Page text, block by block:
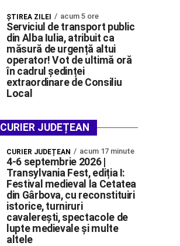
ŞTIREA ZILEI acum 5 ore
Serviciul de transport public
din Alba Iulia, atribuit ca
măsură de urgență altui
operator! Vot de ultimă oră
în cadrul ședinței
extraordinare de Consiliu
Local
CURIER JUDEȚEAN
CURIER JUDEȚEAN acum 17 minute
4-6 septembrie 2026 |
Transylvania Fest, ediția I:
Festival medieval la Cetatea
din Gârbova, cu reconstituiri
istorice, turniruri
cavalerești, spectacole de
lupte medievale și multe
altele